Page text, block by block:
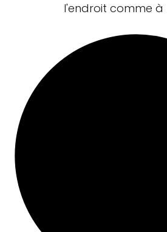
l'endroit comme à